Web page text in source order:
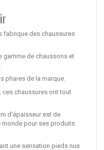
fabrique des chaussures
gamme de chaussons et
phares de la marque.
ces chaussures ont tout
d'épaisseur est de
monde pour ses produits
une sensation pieds nus